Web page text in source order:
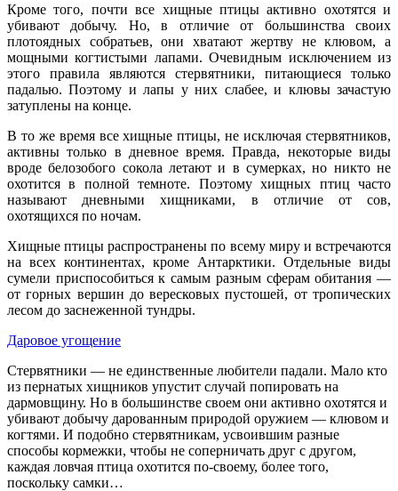
Кроме того, почти все хищные птицы активно охотятся и
убивают добычу. Но, в отличие от большинства своих
плотоядных собратьев, они хватают жертву не клювом, а
мощными когтистыми лапами. Очевидным исключением из
этого правила являются стервятники, питающиеся только
падалью. Поэтому и лапы у них слабее, и клювы зачастую
затуплены на конце.
В то же время все хищные птицы, не исключая стервятников,
активны только в дневное время. Правда, некоторые виды
вроде белозобого сокола летают и в сумерках, но никто не
охотится в полной темноте. Поэтому хищных птиц часто
называют дневными хищниками, в отличие от сов,
охотящихся по ночам.
Хищные птицы распространены по всему миру и встречаются
на всех континентах, кроме Антарктики. Отдельные виды
сумели приспособиться к самым разным сферам обитания —
от горных вершин до вересковых пустошей, от тропических
лесом до заснеженной тундры.
Даровое угощение
Стервятники — не единственные любители падали. Мало кто
из пернатых хищников упустит случай попировать на
дармовщину. Но в большинстве своем они активно охотятся и
убивают добычу дарованным природой оружием — клювом и
когтями. И подобно стервятникам, усвоившим разные
способы кормежки, чтобы не соперничать друг с другом,
каждая ловчая птица охотится по-своему, болee того,
поскольку самки…